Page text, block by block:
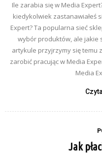
Ile zarabia się w Media
kiedykolwiek zastanawiałeś
Expert? Ta popularna sieć
wybór produktów, ale jakie
artykule przyjrzymy się temu
zarobić pracując w Media
Media
Jak